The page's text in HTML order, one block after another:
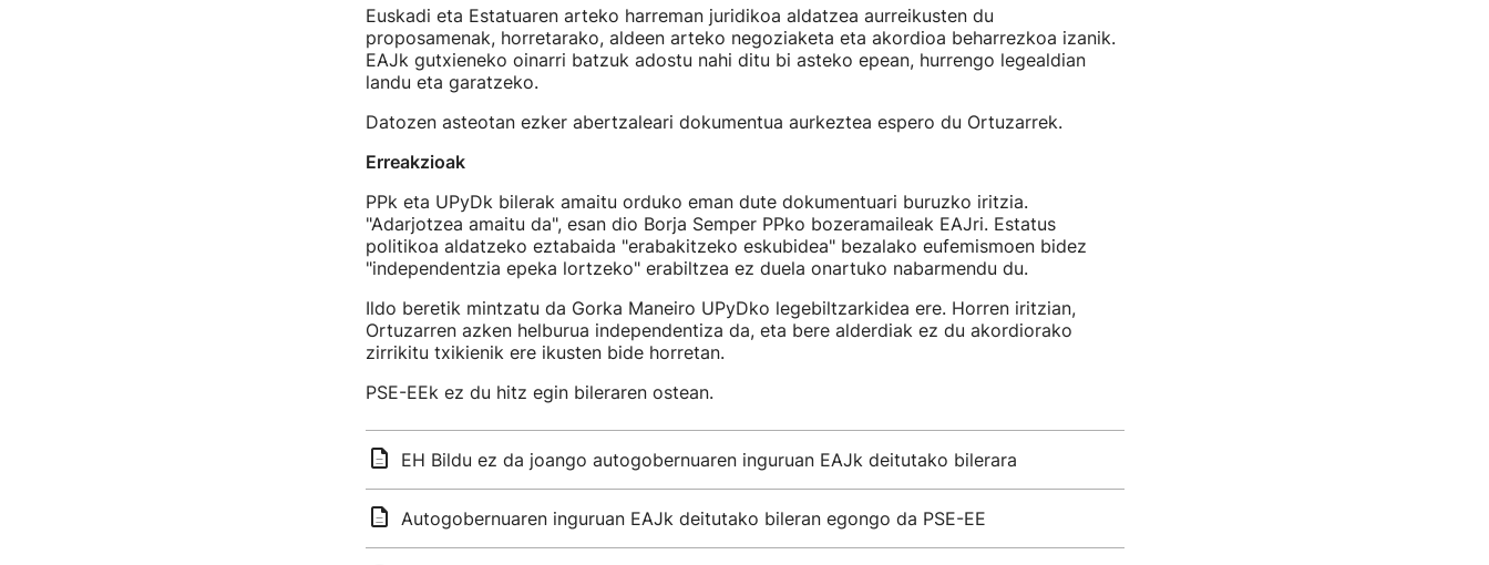
Euskadi eta Estatuaren arteko harreman juridikoa aldatzea aurreikusten du
proposamenak, horretarako, aldeen arteko negoziaketa eta akordioa beharrezkoa izanik.
EAJk gutxieneko oinarri batzuk adostu nahi ditu bi asteko epean, hurrengo legealdian
landu eta garatzeko.
Datozen asteotan ezker abertzaleari dokumentua aurkeztea espero du Ortuzarrek.
Erreakzioak
PPk eta UPyDk bilerak amaitu orduko eman dute dokumentuari buruzko iritzia.
"Adarjotzea amaitu da", esan dio Borja Semper PPko bozeramaileak EAJri. Estatus
politikoa aldatzeko eztabaida "erabakitzeko eskubidea" bezalako eufemismoen bidez
"independentzia epeka lortzeko" erabiltzea ez duela onartuko nabarmendu du.
Ildo beretik mintzatu da Gorka Maneiro UPyDko legebiltzarkidea ere. Horren iritzian,
Ortuzarren azken helburua independentiza da, eta bere alderdiak ez du akordiorako
zirrikitu txikienik ere ikusten bide horretan.
PSE-EEk ez du hitz egin bileraren ostean.
EH Bildu ez da joango autogobernuaren inguruan EAJk deitutako bilerara
Autogobernuaren inguruan EAJk deitutako bileran egongo da PSE-EE